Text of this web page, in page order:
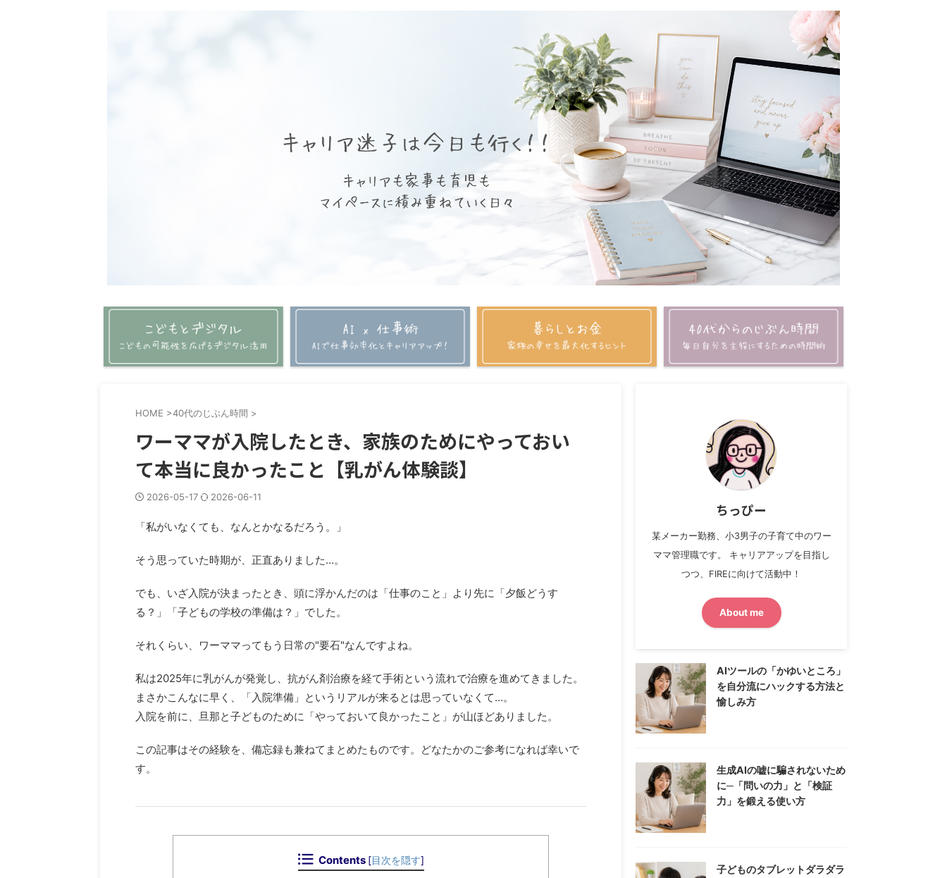
HOME >40代のじぶん時間 >
ワーママが入院したとき、家族のためにやっておい
て本当に良かったこと【乳がん体験談】
2026-05-17 2026-06-11
「私がいなくても、なんとかなるだろう。」
そう思っていた時期が、正直ありました…。
でも、いざ入院が決まったとき、頭に浮かんだのは「仕事のこと」より先に「夕飯どうす
る？」「子どもの学校の準備は？」でした。
それくらい、ワーママってもう日常の"要石"なんですよね。
私は2025年に乳がんが発覚し、抗がん剤治療を経て手術という流れで治療を進めてきました。
まさかこんなに早く、「入院準備」というリアルが来るとは思っていなくて…。
入院を前に、旦那と子どものために「やっておいて良かったこと」が山ほどありました。
この記事はその経験を、備忘録も兼ねてまとめたものです。どなたかのご参考になれば幸いで
す。
Contents [目次を隠す]
ちっぴー
某メーカー勤務、小3男子の子育て中のワー
ママ管理職です。 キャリアアップを目指し
つつ、FIREに向けて活動中！
About me
AIツールの「かゆいところ」
を自分流にハックする方法と
愉しみ方
生成AIの嘘に騙されないため
に─「問いの力」と「検証
力」を鍛える使い方
子どものタブレットダラダラ